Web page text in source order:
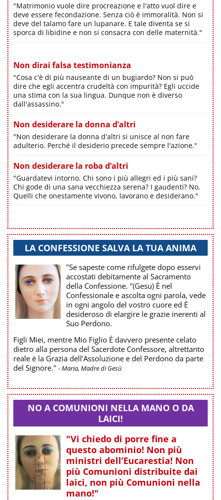
"Matrimonio vuole dire procreazione e l'atto vuol dire e
deve essere fecondazione. Senza ciò è immoralità. Non si
deve del talamo fare un lupanare. E tale diventa se si
sporca di libidine e non si consacra con delle maternità."
Non dirai falsa testimonianza
"Cosa c'è di più nauseante di un bugiardo? Non si può
dire che egli accentra crudeltà con impurità? Egli uccide
una stima con la sua lingua. Dunque non è diverso
dall'assassino."
Non desiderare la donna d’altri
"Non desiderare la donna d'altri si unisce al non fare
adulterio. Perché il desiderio precede sempre l'azione."
Non desiderare la roba d’altri
"Guardatevi intorno. Chi sono i più allegri ed i più sani?
Chi gode di una sana vecchiezza serena? I gaudenti? No.
Quelli che onestamente vivono, lavorano e desiderano."
LA CONFESSIONE SALVA LA TUA ANIMA
"Se sapeste come rifulgete dopo esservi
accostati debitamente al Sacramento
della Confessione. "(Gesu) È nel
Confessionale e ascolta ogni parola, vede
in ogni angolo del vostro cuore ed È
desideroso di elargire le grazie inerenti al
Suo Perdono.
Figli Miei, mentre Mio Figlio È davvero presente celato
dietro alla persona del Sacerdote Confessore, altrettanto
reale è la Grazia dell'Assoluzione e del Perdono da parte
del Signore." - Maria, Madre di Gesù
NO A COMUNIONI NELLA MANO O DA
LAICI!
"Vi chiedo di porre fine a
questo abominio! Non più
ministri dell’Eucarestia! Non
più Comunioni distribuite dai
laici, non più Comunioni nella
mano!"